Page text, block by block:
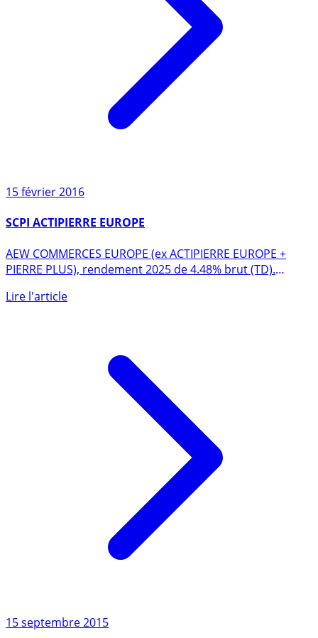
15 février 2016
SCPI ACTIPIERRE EUROPE
PIERRE PLUS), rendement 2025 de 4.48% brut (TD).